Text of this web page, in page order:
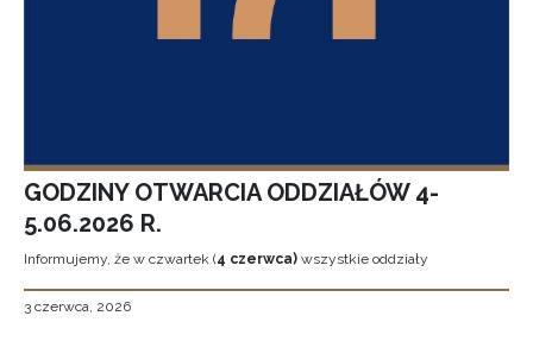
GODZINY OTWARCIA ODDZIAŁÓW 4-
5.06.2026 R.
Informujemy, że w czwartek (4 czerwca) wszystkie oddziały
3 czerwca, 2026